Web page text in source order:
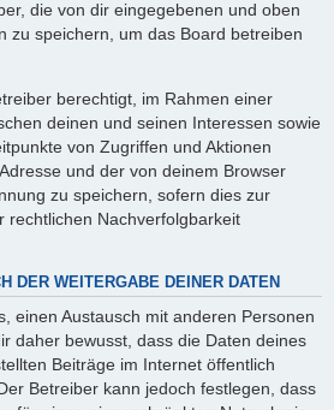
die von dir eingegebenen und oben
zu speichern, um das Board betreiben
berechtigt, im Rahmen einer
deinen und seinen Interessen sowie
von Zugriffen und Aktionen
und der von deinem Browser
zu speichern, sofern dies zur
rechtlichen Nachverfolgbarkeit
DER WEITERGABE DEINER DATEN
einen Austausch mit anderen Personen
daher bewusst, dass die Daten deines
Beiträge im Internet öffentlich
Betreiber kann jedoch festlegen, dass